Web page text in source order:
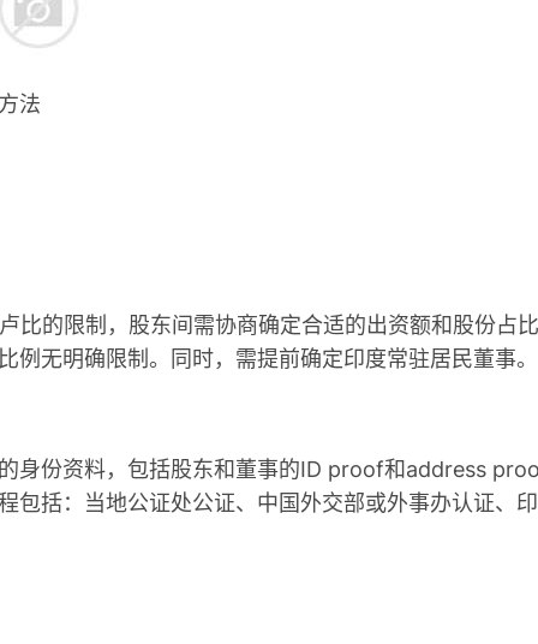
法
的限制，股东间需协商确定合适的出资额和股份占
无明确限制。同时，需提前确定印度常驻居民董事。
份资料，包括股东和董事的ID proof和address
包括：当地公证处公证、中国外交部或外事办认证、